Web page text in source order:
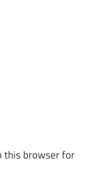
this browser for